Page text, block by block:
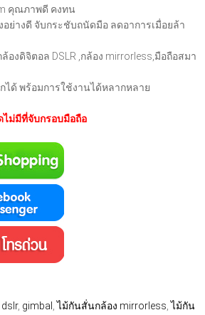
คุณภาพดี คงทน
อย่างดี จับกระชับถนัดมือ ลดอาการเมื่อยล้า
องดิจิตอล DSLR ,กล้อง mirrorless,มือถือสมา
ได้ พร้อมการใช้งานได้หลากหลาย
ไม่มีที่จับกรอบมือถือ
, gimbal ,ไม้กันสั่นกล้อง mirrorless ,ไม้กัน